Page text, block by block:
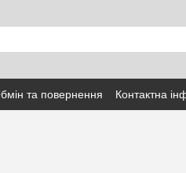
та повернення Контактна